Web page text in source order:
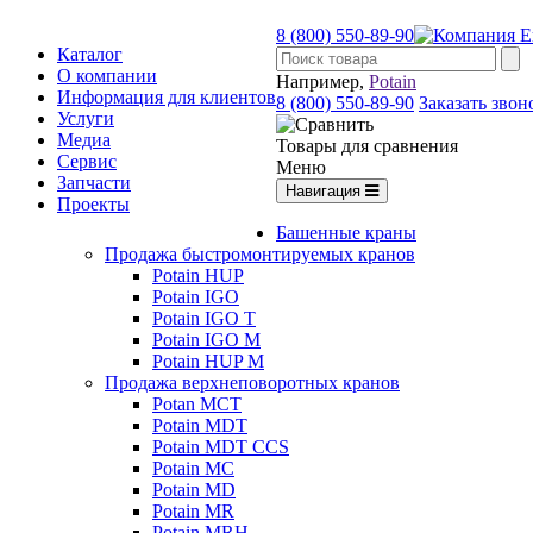
Каталог
О компании
Информация для клиентов
Услуги
Медиа
Сервис
Запчасти
Проекты
8 (800) 550-89-90
Например, Potain
8 (800) 550-89-90 Заказать
Товары для сравнения
Меню
Навигация
Башенные краны
Продажа быстромонтируемых кранов
Potain HUP
Potain IGO
Potain IGO T
Potain IGO M
Potain HUP M
Продажа верхнеповоротных кранов
Potan MCT
Potain MDT
Potain MDT CCS
Potain MC
Potain MD
Potain MR